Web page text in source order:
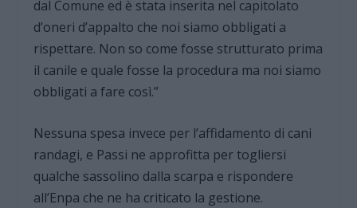
dal Comune ed è stata inserita nel capitolato
d’oneri d’appalto che noi siamo obbligati a
rispettare. Non so come fosse strutturato prima
il canile e quale fosse la procedura ma noi siamo
obbligati a fare così.”
Nessuna spesa invece per l’affidamento di cani
randagi, e Passi ne approfitta per togliersi
qualche sassolino dalla scarpa e rispondere
all’Enpa che ne ha criticato la gestione.